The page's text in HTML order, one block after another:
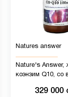
Natures answer
Nature's Answer,
коэнзим Q10, со
(8 жидк. унций)
329 000